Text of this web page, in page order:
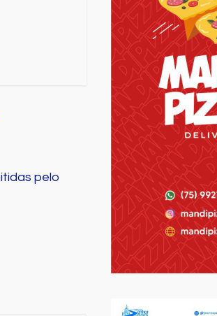
pelo